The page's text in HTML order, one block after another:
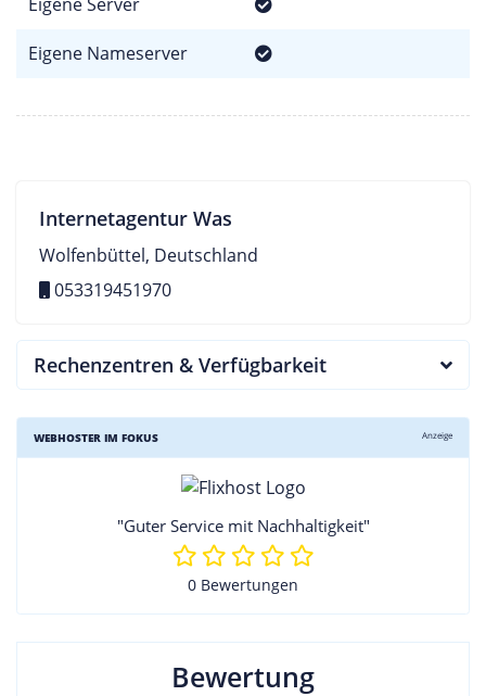
Eigene Nameserver
Internetagentur Was
Wolfenbüttel, Deutschland
053319451970
Rechenzentren & Verfügbarkeit
WEBHOSTER IM FOKUS Anzeige
"Guter Service mit Nachhaltigkeit"
0 Bewertungen
Bewertung